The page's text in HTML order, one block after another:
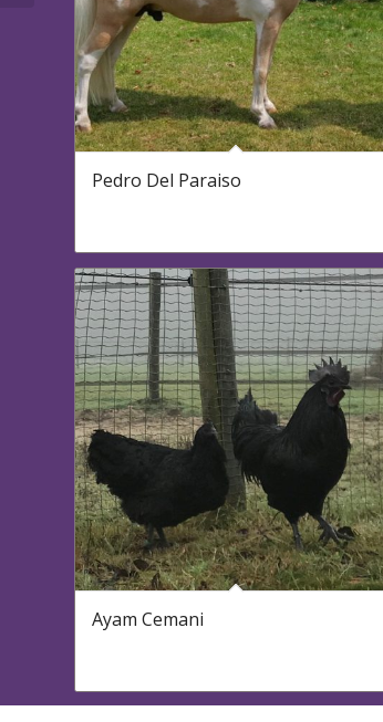
Pedro Del Paraiso
Ayam Cemani